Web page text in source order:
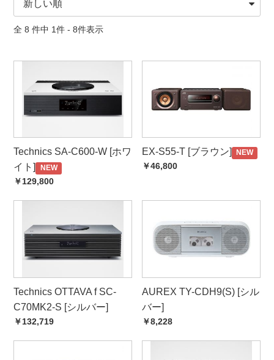
全 8 件中 1件 - 8件表示
Technics SA-C600-W [ホワ
イト]
NEW
￥129,800
EX-S55-T [ブラウン] NEW
￥46,800
Technics OTTAVA f SC-
C70MK2-S [シルバー]
￥132,719
AUREX TY-CDH9(S) [シル
バー]
￥8,228